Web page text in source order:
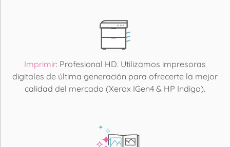
Imprimir: Profesional HD. Utilizamos impresoras
digitales de última generación para ofrecerte la mejor
calidad del mercado (Xerox IGen4 & HP Indigo).